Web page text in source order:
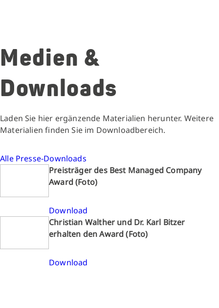
Medien &
Downloads
Laden Sie hier ergänzende Materialien herunter. Weitere
Materialien finden Sie im Downloadbereich.
Alle Presse-Downloads
Preisträger des Best Managed Company
Award (Foto)
Download
Christian Walther und Dr. Karl Bitzer
erhalten den Award (Foto)
Download